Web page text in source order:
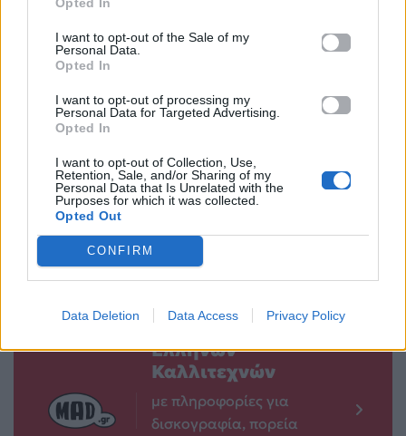
I want to opt-out of the Sale of my
Personal Data.
Opted In
I want to opt-out of processing my
Personal Data for Targeted Advertising.
Opted In
I want to opt-out of Collection, Use,
Retention, Sale, and/or Sharing of my
Personal Data that Is Unrelated with the
Purposes for which it was collected.
Opted Out
CONFIRM
Data Deletion Data Access Privacy Policy
15 Φεβρουαρίου:
Παγκόσμια Ημέρα
της παιδικής
ηλικίας
12.02.2026
Η συνταγή για την
12.02.2026
Βιογραφικά
Ελλήνων
Καλλιτεχνών
με πληροφορίες για
δισκογραφία, πορεία